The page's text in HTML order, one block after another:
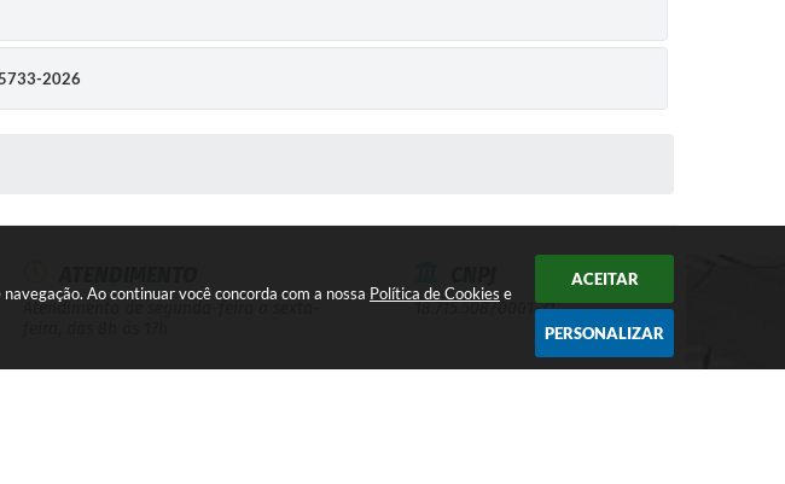
Ao continuar você concorda com a nossa Política de Cookies e
ACEITAR
PERSONALIZAR
2026
Atendimento de segunda-feira a sexta-
18.715.508/0001-31